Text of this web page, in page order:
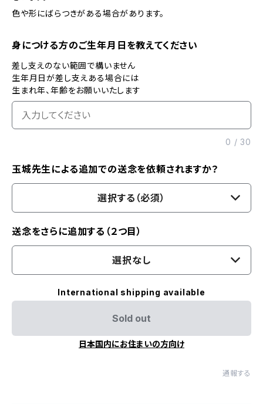
色や形にばらつきがある場合があります。
身につける方のご生年月日を教えてください
差し支えのない範囲で構いません
生年月日が差し支えある場合には
生まれ年、年齢をお願いいたします
0 /30
玉城先生による追加での送念を依頼されますか？
選択する（必須）
送念をさらに追加する（２つ目）
選択なし
International shipping available
Sold out
日本国内にお住まいの方向け
通報する